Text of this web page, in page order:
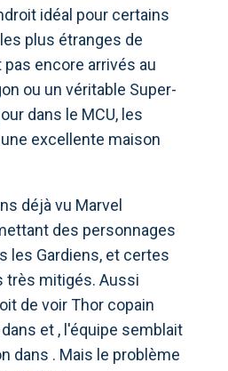
idéal pour certains
plus étranges de
encore arrivés au
ou un véritable Super-
dans le MCU, les
excellente maison
déjà vu Marvel
des personnages
les Gardiens, et certes
très mitigés. Aussi
de voir Thor copain
et , l'équipe semblait
dans . Mais le problème